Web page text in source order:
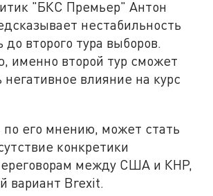
"БКС Премьер" Антон
нестабильность
до второго тура выборов.
именно второй тур сможет
негативное влияние на курс
по его мнению, может стать
конкретики
между США и КНР,
вариант Brexit.